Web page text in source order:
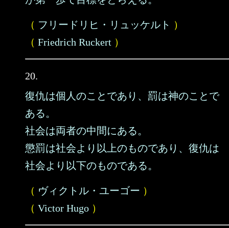
（ フリードリヒ・リュッケルト ）
（ Friedrich Ruckert ）
20.
復仇は個人のことであり、罰は神のことで
ある。
社会は両者の中間にある。
懲罰は社会より以上のものであり、復仇は
社会より以下のものである。
（ ヴィクトル・ユーゴー ）
（ Victor Hugo ）